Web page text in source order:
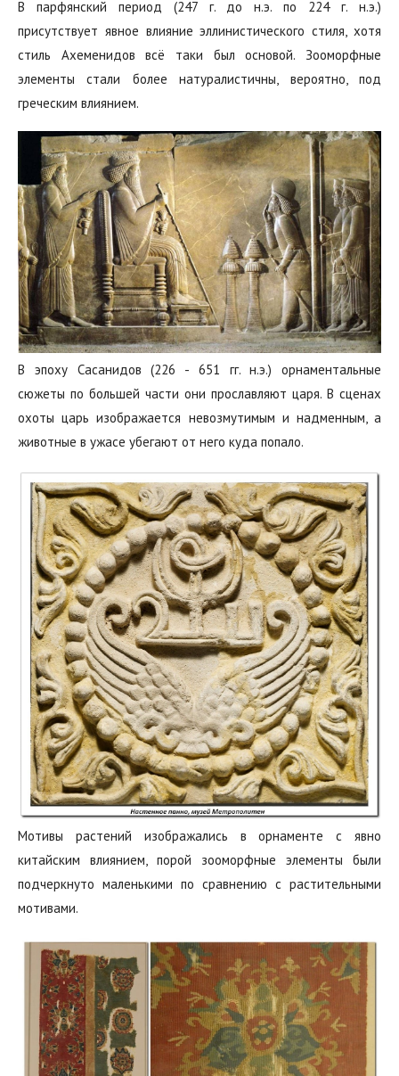
В парфянский период (247 г. до н.э. по 224 г. н.э.)
присутствует явное влияние эллинистического стиля, хотя
стиль Ахеменидов всё таки был основой. Зооморфные
элементы стали более натуралистичны, вероятно, под
греческим влиянием.
В эпоху Сасанидов‭ (‬226‭ ‬-‭ ‬651‭ ‬гг.‭ ‬н.э.‭) ‬орнаментальные
сюжеты ‬по большей части они прославляют царя.‭ ‬В сценах
охоты царь изображается невозмутимым и надменным,‭ ‬а
животные в‭ ‬ужасе‭ ‬убегают от него куда попало.‭
Мотивы растений изображались в орнаменте с явно
китайским влиянием, порой зооморфные элементы были
подчеркнуто маленькими по сравнению с растительными
мотивами.